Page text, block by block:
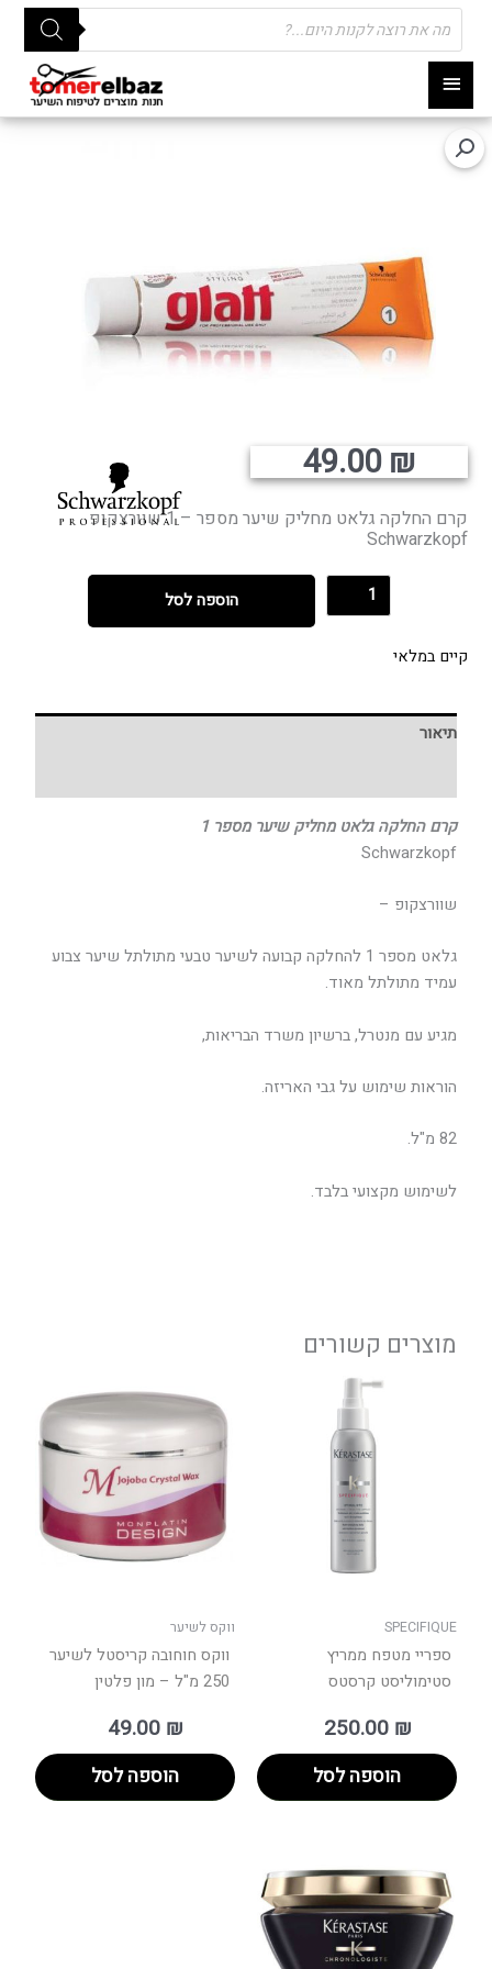
תפריט
ראשי
Products
search
קרם החלקה גלאט מחליק שיער מספר – 1 שוורצקופ
Schwarzkopf
49.00₪
הוספה לסל
קיים במלאי
תיאור
קרם החלקה גלאט מחליק שיער מספר 1
Schwarzkopf
שוורצקופ –
גלאט מספר 1 להחלקה קבועה לשיער טבעי מתולתל שיער צבוע
עמיד מתולתל מאוד.
מגיע עם מנטרל, ברשיון משרד הבריאות,
הוראות שימוש על גבי האריזה.
82 מ"ל.
לשימוש מקצועי בלבד.
מוצרים קשורים
SPECIFIQUE
ספריי מטפח ממריץ
סטימוליסט קרסטס
250.00 ₪
הוספה לסל
ווקס לשיער
ווקס חוחובה קריסטל לשיער
250 מ"ל – מון פלטין
49.00 ₪
הוספה לסל